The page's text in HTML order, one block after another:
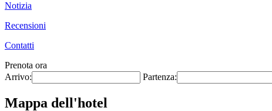
Notizia
Recensioni
Contatti
Prenota ora
Arrivo:
Partenza:
Mappa dell'hotel